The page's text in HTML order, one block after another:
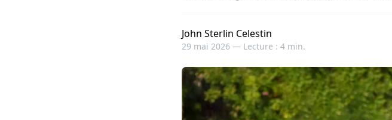
John Sterlin Celestin
29 mai 2026 — Lecture : 4 min.